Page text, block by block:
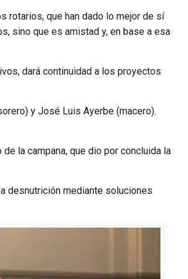
rotarios, que han dado lo mejor de sí
sino que es amistad y, en base a esa
dará continuidad a los proyectos
y José Luis Ayerbe (macero).
la campana, que dio por concluida la
desnutrición mediante soluciones